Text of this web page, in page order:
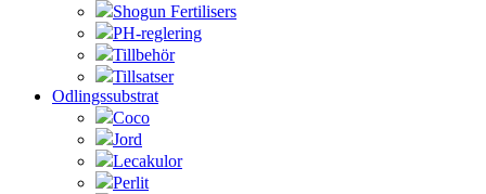
Shogun Fertilisers
PH-reglering
Tillbehör
Tillsatser
Odlingssubstrat
Coco
Jord
Lecakulor
Perlit